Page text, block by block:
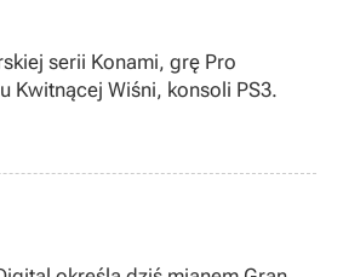
serii Konami, grę Pro
Kwitnącej Wiśni, konsoli PS3.